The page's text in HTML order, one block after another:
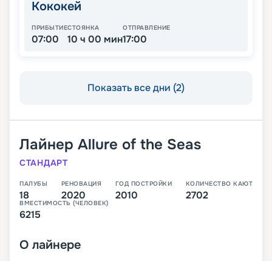
Кококей
ПРИБЫТИЕ
07:00
СТОЯНКА
10 ч 00 мин
ОТПРАВЛЕНИЕ
17:00
Показать все дни (2)
Лайнер Allure of the Seas
СТАНДАРТ
ПАЛУБЫ
18
РЕНОВАЦИЯ
2020
ГОД ПОСТРОЙКИ
2010
КОЛИЧЕСТВО КАЮТ
2702
ВМЕСТИМОСТЬ (ЧЕЛОВЕК)
6215
О лайнере